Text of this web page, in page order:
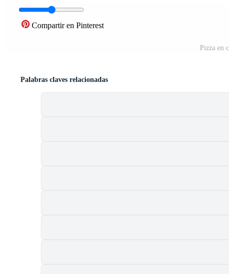
Compartir en Pinterest
Pizza en
Palabras claves relacionadas